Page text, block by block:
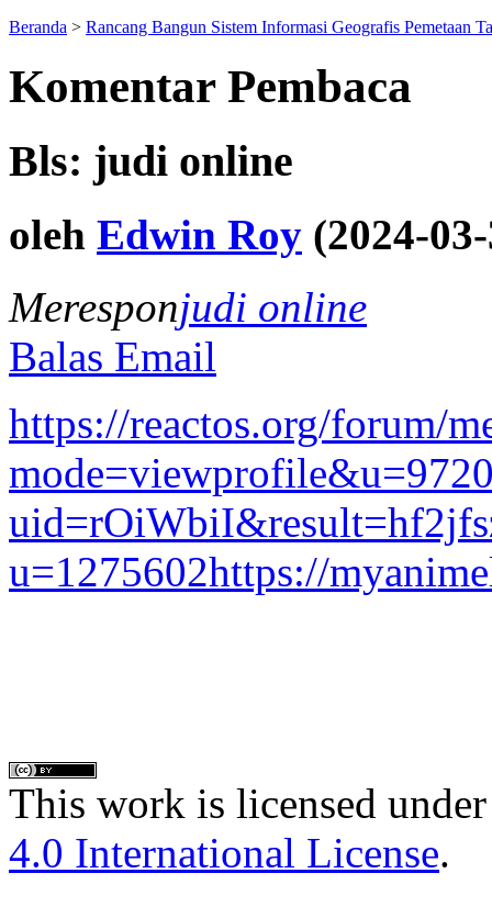
Beranda > Rancang Bangun Sistem Informasi Geografis Pemetaan
Komentar Pembaca
Bls: judi online
oleh Edwin Roy (2024-
Meresponjudi online
Balas Email
https://reactos.org/forum/
u=1275602https://
This work is licensed
4.0 International License.